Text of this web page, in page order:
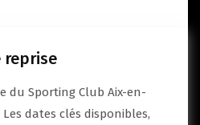
reprise
du Sporting Club Aix-en-
Les dates clés disponibles,